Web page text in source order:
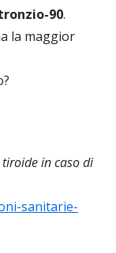
90.
la maggior
in caso di
sanitarie-